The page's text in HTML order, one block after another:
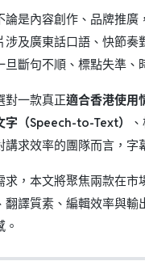
論是內容創作、品牌推廣
涉及廣東話口語、快節
旦斷句不順、標點失準、
對一款真正適合香港使用
字（Speech-to-Text）
講求效率的團隊而言，字
求，本文將聚焦兩款在
翻譯質素、編輯效率與